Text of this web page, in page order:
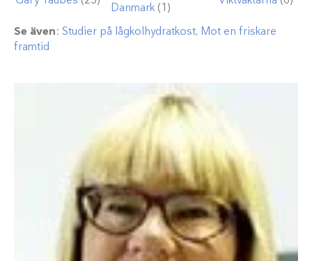
Danmark (1)
Se även: Studier på lågkolhydratkost, Mot en friskare
framtid